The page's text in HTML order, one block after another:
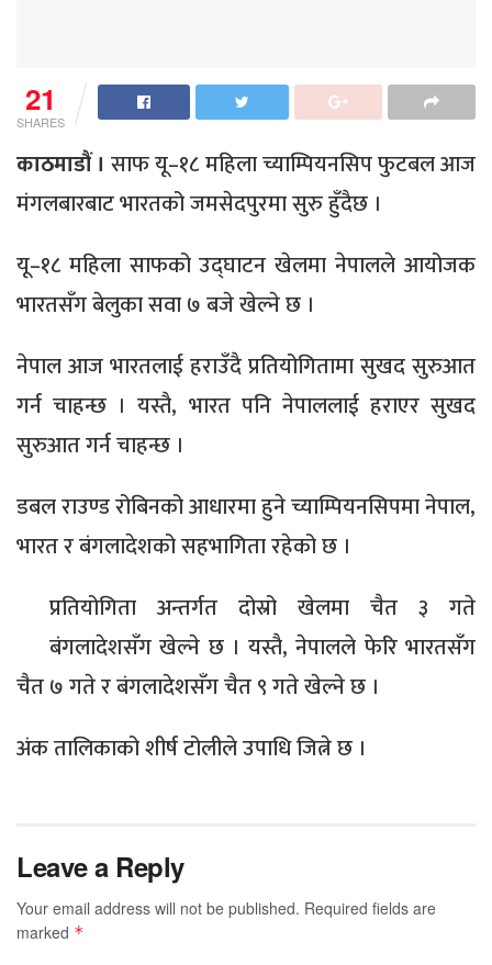
21
SHARES
काठमाडौं । साफ यू–१८ महिला च्याम्पियनसिप फुटबल आज
मंगलबारबाट भारतको जमसेदपुरमा सुरु हुँदैछ ।
यू–१८ महिला साफको उद्घाटन खेलमा नेपालले आयोजक
भारतसँग बेलुका सवा ७ बजे खेल्ने छ ।
नेपाल आज भारतलाई हराउँदै प्रतियोगितामा सुखद सुरुआत
गर्न चाहन्छ । यस्तै, भारत पनि नेपाललाई हराएर सुखद
सुरुआत गर्न चाहन्छ ।
डबल राउण्ड रोबिनको आधारमा हुने च्याम्पियनसिपमा नेपाल,
भारत र बंगलादेशको सहभागिता रहेको छ ।
प्रतियोगिता अन्तर्गत दोस्रो खेलमा चैत ३ गते
बंगलादेशसँग खेल्ने छ । यस्तै, नेपालले फेरि भारतसँग
चैत ७ गते र बंगलादेशसँग चैत ९ गते खेल्ने छ ।
अंक तालिकाको शीर्ष टोलीले उपाधि जित्ने छ ।
Leave a Reply
Your email address will not be published. Required fields are
marked *